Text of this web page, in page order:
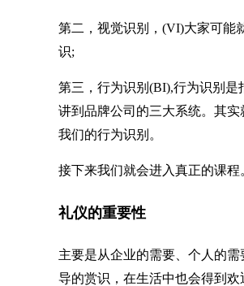
第二，视觉识别，(VI)大家可能
识;
第三，行为识别(BI),行为识别是
讲到品牌公司的三大系统。其
我们的行为识别。
接下来我们就会进入真正的课
礼仪的重要性
主要是从企业的需要、个人的
导的赏识，在生活中也会得到欢